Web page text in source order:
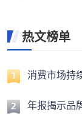
热文榜单
消费市场持
年报揭示品